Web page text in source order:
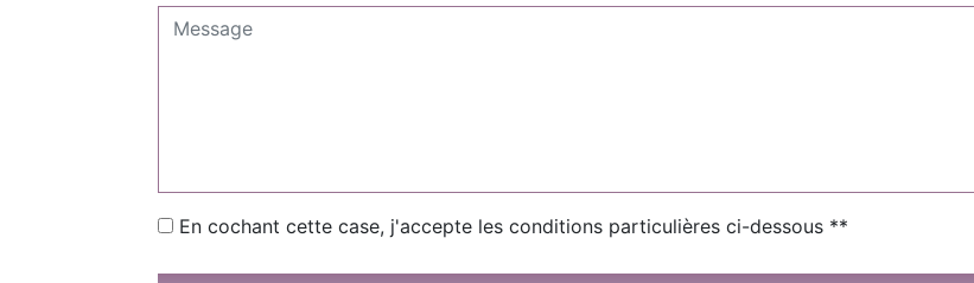
En cochant cette case, j'accepte les conditions particulières ci-dessous **